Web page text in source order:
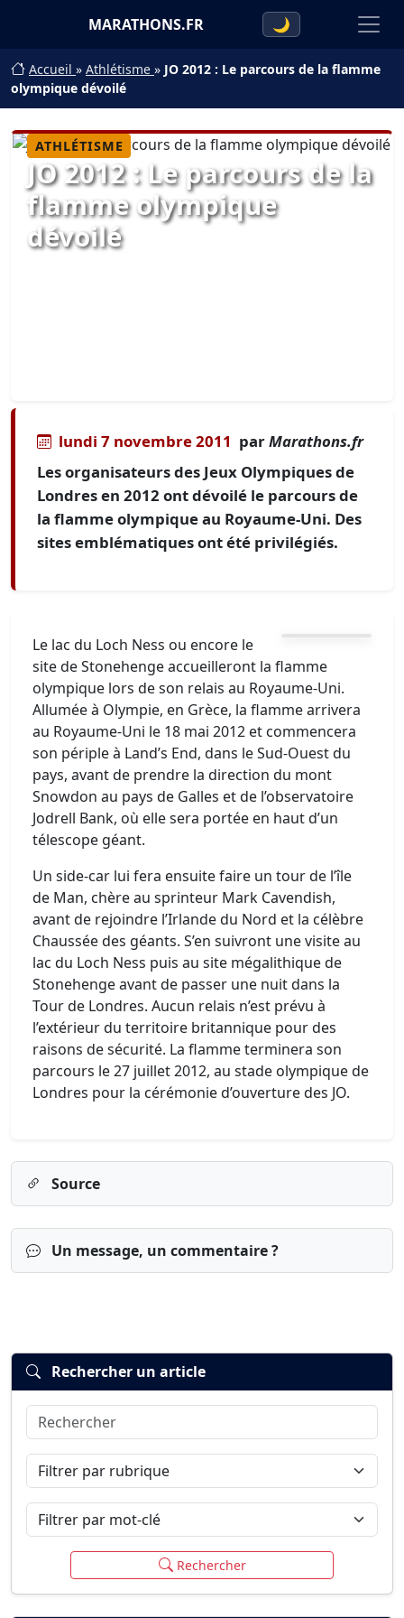
MARATHONS.FR 🌙
Accueil » Athlétisme » JO 2012 : Le parcours de la flamme
olympique dévoilé
ATHLÉTISME
JO 2012 : Le parcours de la
flamme olympique
dévoilé
lundi 7 novembre 2011 parMarathons.fr
Les organisateurs des Jeux Olympiques de
Londres en 2012 ont dévoilé le parcours de
la flamme olympique au Royaume-Uni. Des
sites emblématiques ont été privilégiés.
Le lac du Loch Ness ou encore le
site de Stonehenge accueilleront la flamme
olympique lors de son relais au Royaume-Uni.
Allumée à Olympie, en Grèce, la flamme arrivera
au Royaume-Uni le 18 mai 2012 et commencera
son périple à Land’s End, dans le Sud-Ouest du
pays, avant de prendre la direction du mont
Snowdon au pays de Galles et de l’observatoire
Jodrell Bank, où elle sera portée en haut d’un
télescope géant.
Un side-car lui fera ensuite faire un tour de l’île
de Man, chère au sprinteur Mark Cavendish,
avant de rejoindre l’Irlande du Nord et la célèbre
Chaussée des géants. S’en suivront une visite au
lac du Loch Ness puis au site mégalithique de
Stonehenge avant de passer une nuit dans la
Tour de Londres. Aucun relais n’est prévu à
l’extérieur du territoire britannique pour des
raisons de sécurité. La flamme terminera son
parcours le 27 juillet 2012, au stade olympique de
Londres pour la cérémonie d’ouverture des JO.
Source
Un message, un commentaire ?
Connexion
Rechercher un article
Rechercher
Filtrer par rubrique
Filtrer par mot-clé
Rechercher